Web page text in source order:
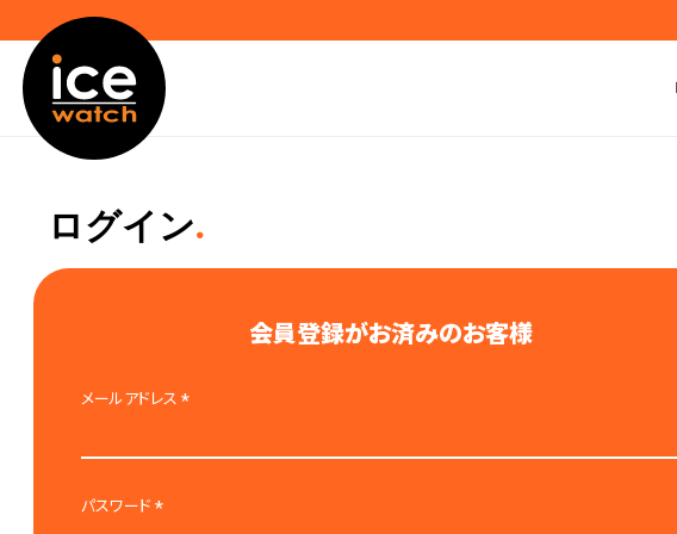
ログイン
会員登録がお済みのお客様
メールアドレス
パスワード